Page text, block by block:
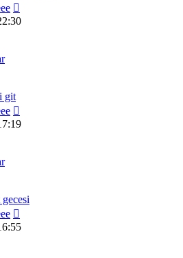
mesajı
git
mesajı
gecesi
mesajı